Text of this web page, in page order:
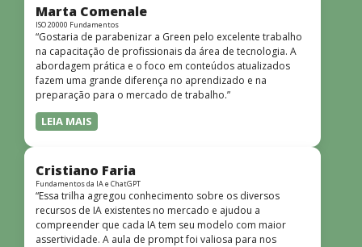
Marta Comenale
ISO 20000 Fundamentos
“Gostaria de parabenizar a Green pelo excelente trabalho
na capacitação de profissionais da área de tecnologia. A
abordagem prática e o foco em conteúdos atualizados
fazem uma grande diferença no aprendizado e na
preparação para o mercado de trabalho.”
LEIA MAIS
Cristiano Faria
Fundamentos da IA e ChatGPT
“Essa trilha agregou conhecimento sobre os diversos
recursos de IA existentes no mercado e ajudou a
compreender que cada IA tem seu modelo com maior
assertividade. A aula de prompt foi valiosa para nos